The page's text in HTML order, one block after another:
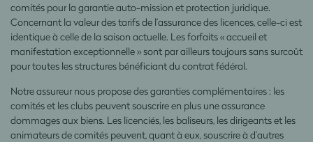
comités pour la garantie auto-mission et protection juridique.
Concernant la valeur des tarifs de l’assurance des licences, celle-ci est
identique à celle de la saison actuelle. Les forfaits « accueil et
manifestation exceptionnelle » sont par ailleurs toujours sans surcoût
pour toutes les structures bénéficiant du contrat fédéral.
Notre assureur nous propose des garanties complémentaires : les
comités et les clubs peuvent souscrire en plus une assurance
dommages aux biens. Les licenciés, les baliseurs, les dirigeants et les
animateurs de comités peuvent, quant à eux, souscrire à d’autres